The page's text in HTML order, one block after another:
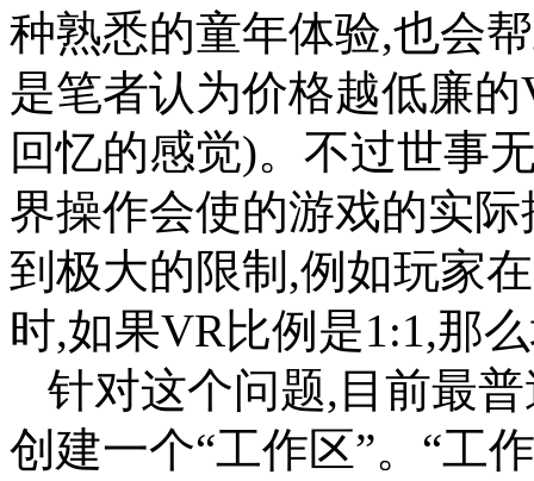
种熟悉的童年体验,也会
是笔者认为价格越低廉
回忆的感觉)。不过世事
界操作会使的游戏的实
到极大的限制,例如玩家
时,如果VR比例是1:1,那
针对这个问题,目前最
创建一个“工作区”。“工